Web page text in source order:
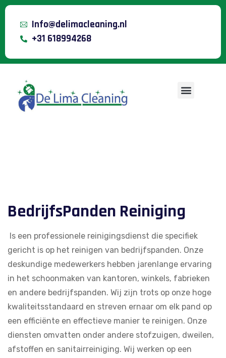
Info@delimacleaning.nl
+31 618994268
BedrijfsPanden Reiniging
Is een professionele reinigingsdienst die specifiek
gericht is op het reinigen van bedrijfspanden. Onze
deskundige medewerkers hebben jarenlange ervaring
in het schoonmaken van kantoren, winkels, fabrieken
en andere bedrijfspanden. Wij zijn trots op onze hoge
kwaliteitsstandaard en streven ernaar om elk pand op
een efficiënte en effectieve manier te reinigen. Onze
diensten omvatten onder andere stofzuigen, dweilen,
afstoffen en sanitairreiniging. Wij werken op een